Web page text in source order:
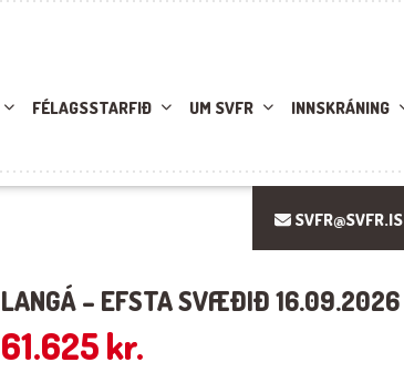
FÉLAGSSTARFIÐ UM SVFR INNSKRÁNING
SVFR@SVFR.IS
LANGÁ – EFSTA SVÆÐIÐ 16.09.2026
61.625kr.